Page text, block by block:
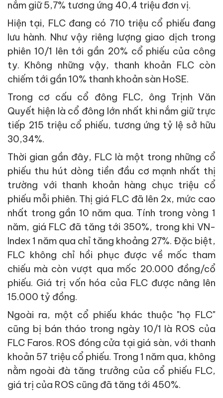
nắm giữ 5,7% tương ứng 40,4 triệu đơn vị.
Hiện tại, FLC đang có 710 triệu cổ phiếu đang
lưu hành. Như vậy riêng lượng giao dịch trong
phiên 10/1 lên tới gần 20% cổ phiếu của công
ty. Không những vậy, thanh khoản FLC còn
chiếm tới gần 10% thanh khoản sàn HoSE.
Trong cơ cấu cổ đông FLC, ông Trịnh Văn
Quyết hiện là cổ đông lớn nhất khi nắm giữ trực
tiếp 215 triệu cổ phiếu, tương ứng tỷ lệ sở hữu
30,34%.
Thời gian gần đây, FLC là một trong những cổ
phiếu thu hút dòng tiền đầu cơ mạnh nhất thị
trường với thanh khoản hàng chục triệu cổ
phiếu mỗi phiên. Thị giá FLC đã lên 2x, mức cao
nhất trong gần 10 năm qua. Tính trong vòng 1
năm, giá FLC đã tăng tới 350%, trong khi VN-
Index 1 năm qua chỉ tăng khoảng 27%. Đặc biệt,
FLC không chỉ hồi phục được về mốc tham
chiếu mà còn vượt qua mốc 20.000 đồng/cổ
phiếu. Giá trị vốn hóa của FLC được nâng lên
15.000 tỷ đồng.
Ngoài ra, một cổ phiếu khác thuộc "họ FLC"
cũng bị bán tháo trong ngày 10/1 là ROS của
FLC Faros. ROS đóng cửa tại giá sàn, với thanh
khoản 57 triệu cổ phiếu. Trong 1 năm qua, không
nằm ngoài đà tăng trưởng của cổ phiếu FLC,
giá trị của ROS cũng đã tăng tới 450%.